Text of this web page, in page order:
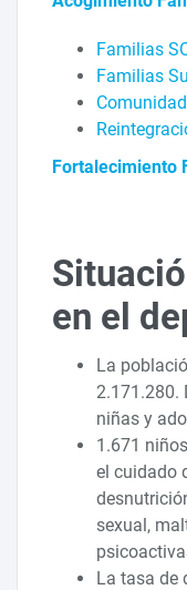
Familias
Familias
Fortalecimiento
en el
La
2.171.280.
niñas y
1.671
el cuidado
sexual,
La tasa de